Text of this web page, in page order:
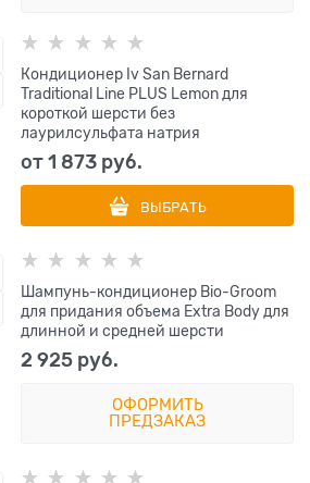
Кондиционер Iv San Bernard
Traditional Line PLUS Lemon для
короткой шерсти без
лаурилсульфата натрия
от1 873 руб.
ВЫБРАТЬ
Шампунь-кондиционер Bio-Groom
для придания объема Extra Body для
длинной и средней шерсти
2 925 руб.
ОФОРМИТЬ
ПРЕДЗАКАЗ